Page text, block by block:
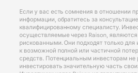
Если у вас есть сомнения в отношении
информации, обратитесь за
квалифицированному специалисту.
осуществляемые через Raison,
рискованными. Они подходят только для
к возможной полной или частичной
средств. Потенциальным инвесторам не
инвестировать значительную часть